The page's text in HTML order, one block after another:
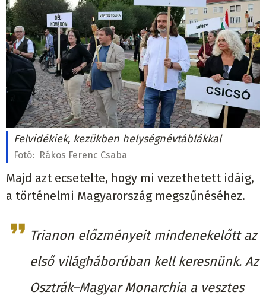
Felvidékiek, kezükben helységnévtáblákkal
Fotó: Rákos Ferenc Csaba
Majd azt ecsetelte, hogy mi vezethetett idáig,
a történelmi Magyarország megszűnéséhez.
Trianon előzményeit mindenekelőtt az
első világháborúban kell keresnünk. Az
Osztrák–Magyar Monarchia a vesztes